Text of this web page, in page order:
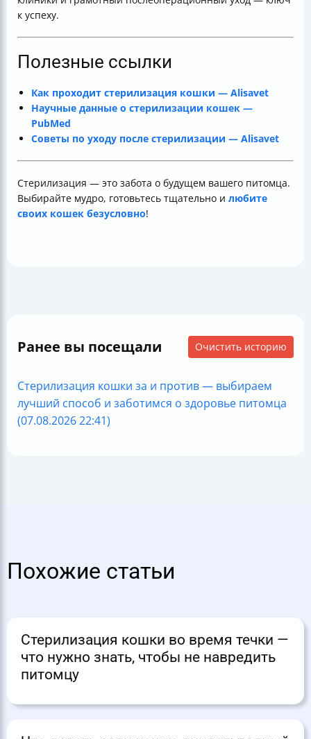
к успеху.
Полезные ссылки
Как проходит стерилизация кошки — Alisavet
Научные данные о стерилизации кошек —
PubMed
Советы по уходу после стерилизации — Alisavet
Стерилизация — это забота о будущем вашего питомца.
Выбирайте мудро, готовьтесь тщательно и любите
своих кошек безусловно!
Ранее вы посещали Очистить историю
Стерилизация кошки за и против — выбираем
лучший способ и заботимся о здоровье питомца
(07.08.2026 22:41)
Похожие статьи
Стерилизация кошки во время течки —
что нужно знать, чтобы не навредить
питомцу